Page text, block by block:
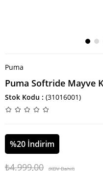
Puma
Puma Softride Mayve
Stok Kodu (31016001)
%20 İndirim
₺4.999,00 (KDV Dahil)